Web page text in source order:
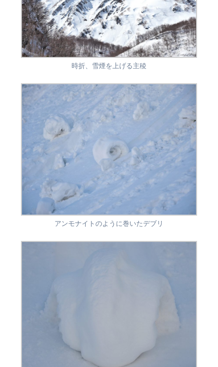
時折、雪煙を上げる主稜
アンモナイトのように巻いたデブリ